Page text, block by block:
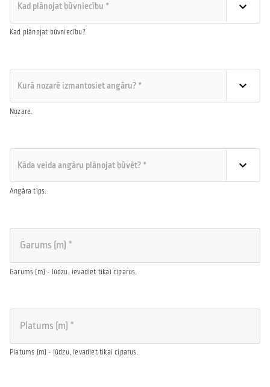
Kad plānojat būvniecību?
Nozare.
Angāra tips.
Garums (m) - lūdzu, ievadiet tikai ciparus.
Platums (m) - lūdzu, ievadiet tikai ciparus.